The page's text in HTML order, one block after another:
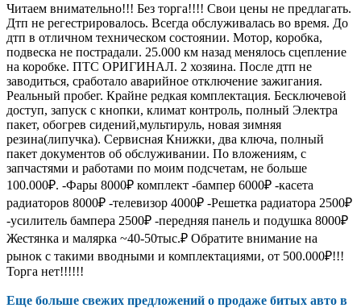
Читаем внимательно!!! Без торга!!!! Свои цены не предлагать.
Дтп не регестрировалось. Всегда обслуживалась во время. До
дтп в отличном техническом состоянии. Мотор, коробка,
подвеска не пострадали. 25.000 км назад менялось сцепление
на коробке. ПТС ОРИГИНАЛ. 2 хозяина. После дтп не
заводиться, сработало аварийное отключение зажигания.
Реальный пробег. Крайне редкая комплектация. Бесключевой
доступ, запуск с кнопки, климат контроль, полный Электра
пакет, обогрев сидений,мультируль, новая зимняя
резина(липучка). Сервисная Книжки, два ключа, полный
пакет документов об обслуживании. По вложениям, с
запчастями и работами по моим подсчетам, не больше
100.000₽. -Фары 8000₽ комплект -бампер 6000₽ -касета
радиаторов 8000₽ -телевизор 4000₽ -Решетка радиатора 2500₽
-усилитель бампера 2500₽ -передняя панель и подушка 8000₽
Жестянка и малярка ~40-50тыс.₽ Обратите внимание на
рынок с такими вводными и комплектациями, от 500.000₽!!!
Торга нет!!!!!!
Еще больше свежих предложений о продаже битых авто в